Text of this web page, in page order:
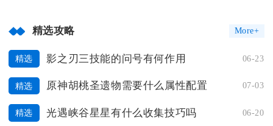
精选攻略 More+
精选 影之刃三技能的问号有何作用 06-23
精选 原神胡桃圣遗物需要什么属性配置 07-03
精选 光遇峡谷星星有什么收集技巧吗 06-20